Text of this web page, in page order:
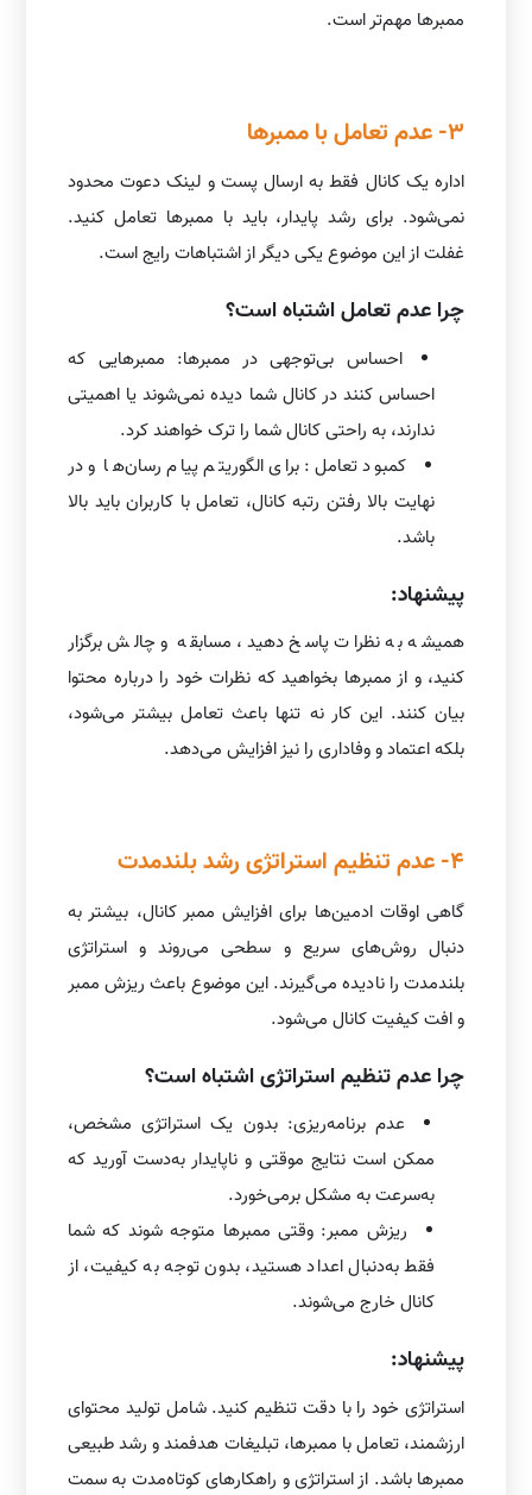
ممبرها مهم‌تر است.
3- عدم تعامل با ممبرها
اداره یک کانال فقط به ارسال پست و لینک دعوت محدود
نمی‌شود. برای رشد پایدار، باید با ممبرها تعامل کنید.
غفلت از این موضوع یکی دیگر از اشتباهات رایج است.
چرا عدم تعامل اشتباه است؟
احساس بی‌توجهی در ممبرها: ممبرهایی که
احساس کنند در کانال شما دیده نمی‌شوند یا اهمیتی
ندارند، به راحتی کانال شما را ترک خواهند کرد.
کمبود تعامل: برای الگوریتم پیام رسان‌ها و در
نهایت بالا رفتن رتبه کانال، تعامل با کاربران باید بالا
باشد.
پیشنهاد:
همیشه به نظرات پاسخ دهید، مسابقه و چالش برگزار
کنید، و از ممبرها بخواهید که نظرات خود را درباره محتوا
بیان کنند. این کار نه تنها باعث تعامل بیشتر می‌شود،
بلکه اعتماد و وفاداری را نیز افزایش می‌دهد.
4- عدم تنظیم استراتژی رشد بلندمدت
گاهی اوقات ادمین‌ها برای افزایش ممبر کانال، بیشتر به
دنبال روش‌های سریع و سطحی می‌روند و استراتژی
بلندمدت را نادیده می‌گیرند. این موضوع باعث ریزش ممبر
و افت کیفیت کانال می‌شود.
چرا عدم تنظیم استراتژی اشتباه است؟
عدم برنامه‌ریزی: بدون یک استراتژی مشخص،
ممکن است نتایج موقتی و ناپایدار به‌دست آورید که
به‌سرعت به مشکل برمی‌خورد.
ریزش ممبر: وقتی ممبرها متوجه شوند که شما
فقط به‌دنبال اعداد هستید، بدون توجه به کیفیت، از
کانال خارج می‌شوند.
پیشنهاد:
استراتژی خود را با دقت تنظیم کنید. شامل تولید محتوای
ارزشمند، تعامل با ممبرها، تبلیغات هدفمند و رشد طبیعی
ممبرها باشد. از استراتژی و راهکارهای کوتاه‌مدت به سمت